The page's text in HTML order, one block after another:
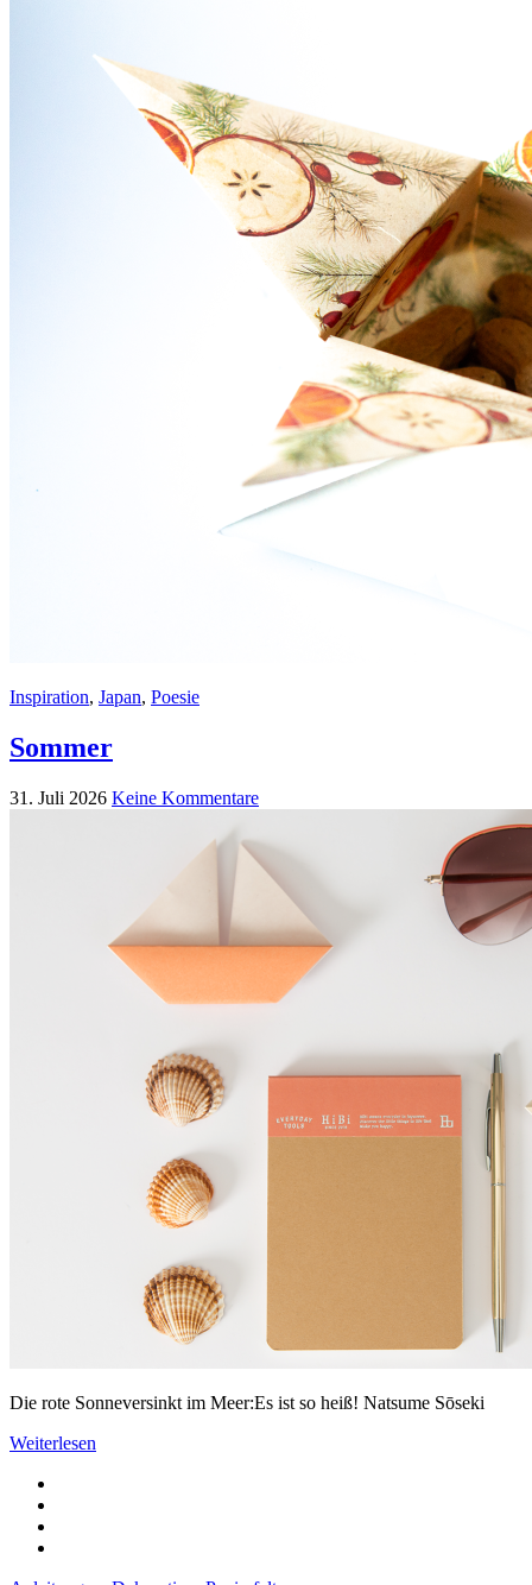
Inspiration, Japan, Poesie
Sommer
31. Juli 2026 Keine Kommentare
Die rote Sonneversinkt im Meer:Es ist so heiß! Natsume Sōseki
Weiterlesen